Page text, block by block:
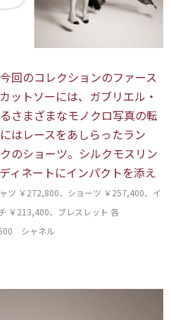
回のコレクションのファース
ットソーには、ガブリエル・
さまざまなモノクロ写真の転
はレースをあしらったラン
のショーツ。シルクモスリン
ィネートにインパクトを添え
ツ ￥272,800、ショーツ ￥257,400、イ
￥213,400、ブレスレット 各
シャネル